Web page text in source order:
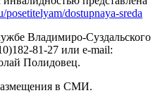
dostupnaya-sreda
Владимиро-Суздальского
81-27 или e-mail:
Полидовец.
в СМИ.